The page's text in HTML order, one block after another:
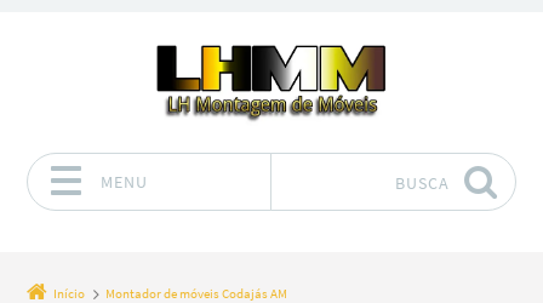
MENU BUSCA
Início Montador de móveis Codajás AM